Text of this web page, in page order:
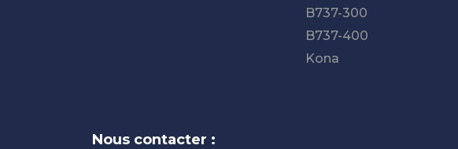
B737-300
B737-400
Kona
Nous contacter :